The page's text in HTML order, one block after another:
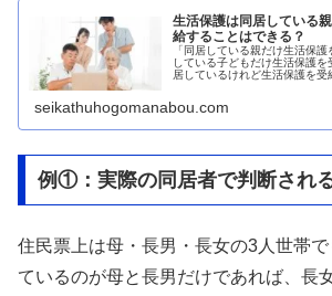
生活保護は同居している
給することはできる？
「同居している親だけ生活保
している子どもだけ生活保護を
居しているけれど生活保護を受
seikathuhogomanabou.com
例①：実際の同居者で判断され
住民票上は母・長男・長女の3人世帯
ているのが母と長男だけであれば、長